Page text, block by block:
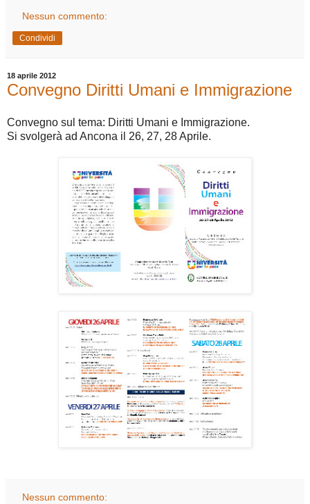
Nessun commento:
Condividi
18 aprile 2012
Convegno Diritti Umani e Immigrazione
Convegno sul tema: Diritti Umani e Immigrazione.
Si svolgerà ad Ancona il 26, 27, 28 Aprile.
Nessun commento: